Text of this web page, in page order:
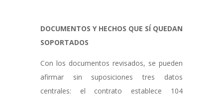
DOCUMENTOS Y HECHOS QUE SÍ QUEDAN
SOPORTADOS
Con los documentos revisados, se pueden
afirmar sin suposiciones tres datos
centrales: el contrato establece 104